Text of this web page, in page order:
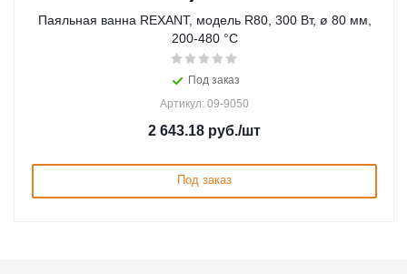
Паяльная ванна REXANT, модель R80, 300 Вт, ø 80 мм,
200-480 °C
Под заказ
Артикул: 09-9050
2 643.18 руб./шт
Под заказ